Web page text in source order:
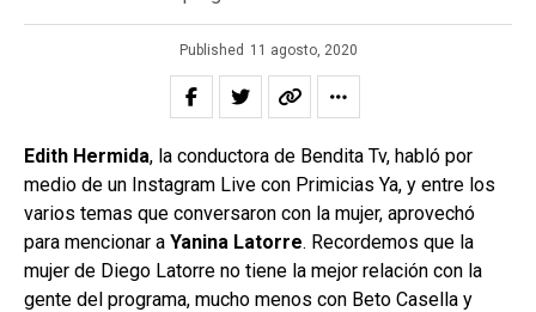
Published 11 agosto, 2020
Edith Hermida, la conductora de Bendita Tv, habló por
medio de un Instagram Live con Primicias Ya, y entre los
varios temas que conversaron con la mujer, aprovechó
para mencionar a Yanina Latorre. Recordemos que la
mujer de Diego Latorre no tiene la mejor relación con la
gente del programa, mucho menos con Beto Casella y